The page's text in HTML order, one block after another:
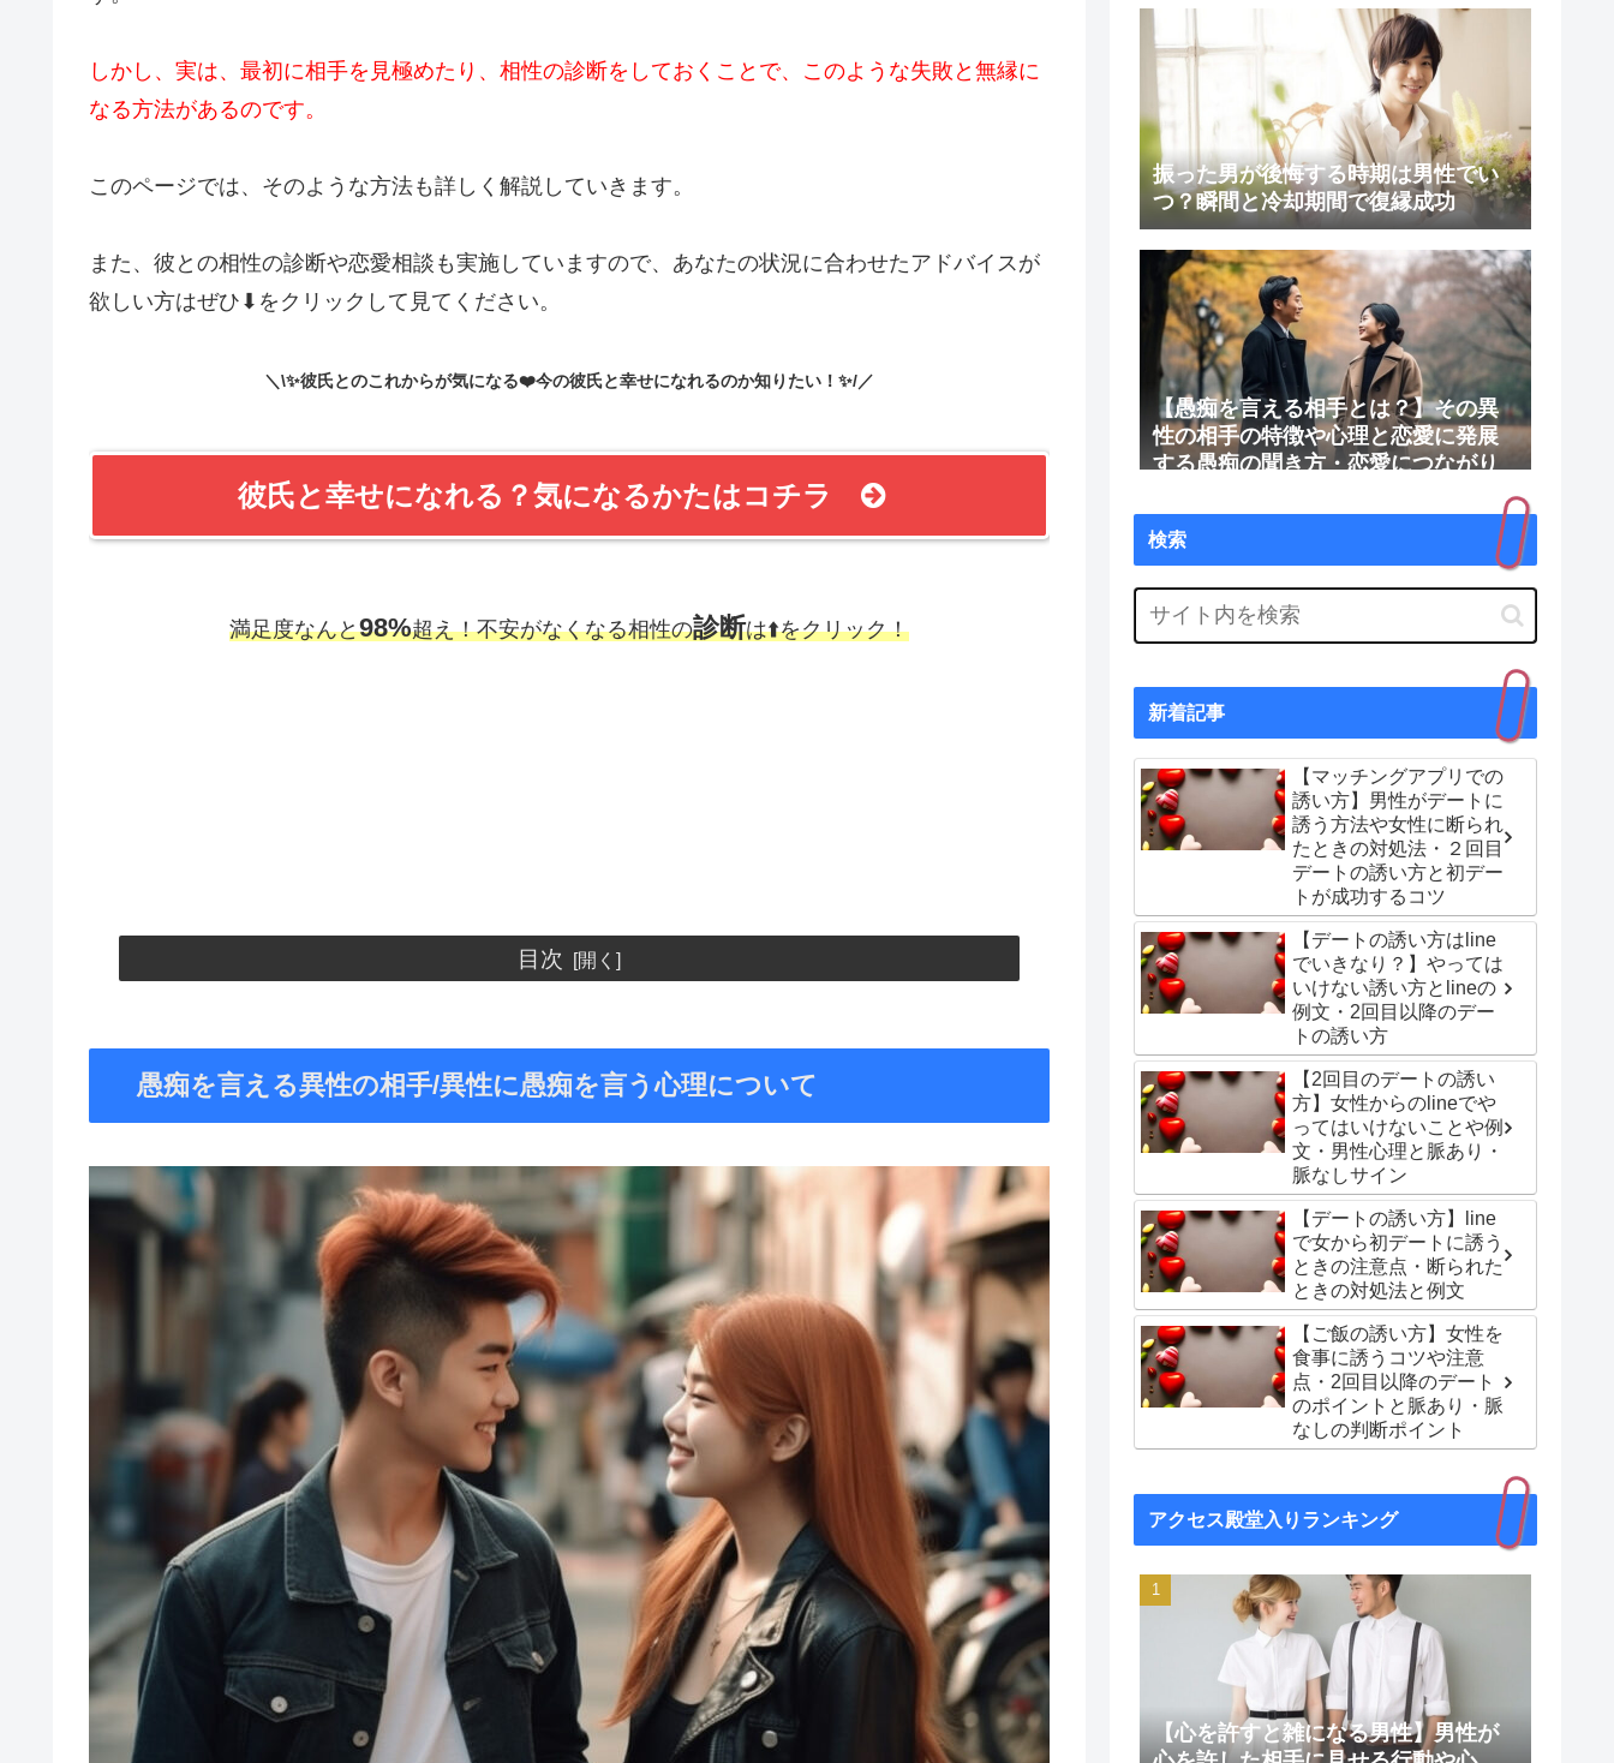
＼\✨彼氏とのこれからが気になる❤️今の彼氏と幸せになれるのか知りたい！✨/／
彼氏と幸せになれる？気になるかたはコチラ
満足度なんと98%超え！不安がなくなる相性の診断は⬆️をクリック！
目次
愚痴を言える異性の相手/異性に愚痴を言う心理について
振った男が後悔する時期は男性でい
つ？瞬間と冷却期間で復縁成功
【愚痴を言える相手とは？】その異
性の相手の特徴や心理と恋愛に発展
する愚痴の聞き方・恋愛につながり
検索
新着記事
【マッチングアプリでの
誘い方】男性がデートに
誘う方法や女性に断られ
たときの対処法・２回目
デートの誘い方と初デー
トが成功するコツ
【デートの誘い方はline
でいきなり？】やっては
いけない誘い方とlineの
例文・2回目以降のデー
トの誘い方
【2回目のデートの誘い
方】女性からのlineでや
ってはいけないことや例
文・男性心理と脈あり・
脈なしサイン
【デートの誘い方】line
で女から初デートに誘う
ときの注意点・断られた
ときの対処法と例文
【ご飯の誘い方】女性を
食事に誘うコツや注意
点・2回目以降のデート
のポイントと脈あり・脈
なしの判断ポイント
アクセス殿堂入りランキング
【心を許すと雑になる男性】男性が